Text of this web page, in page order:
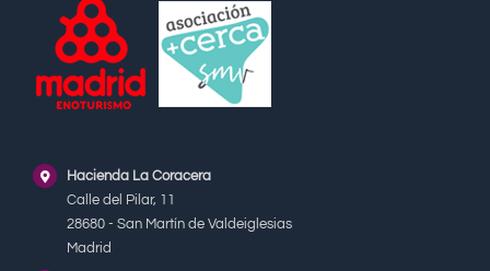
Hacienda La Coracera
Calle del Pilar, 11
28680 - San Martín de Valdeiglesias
Madrid